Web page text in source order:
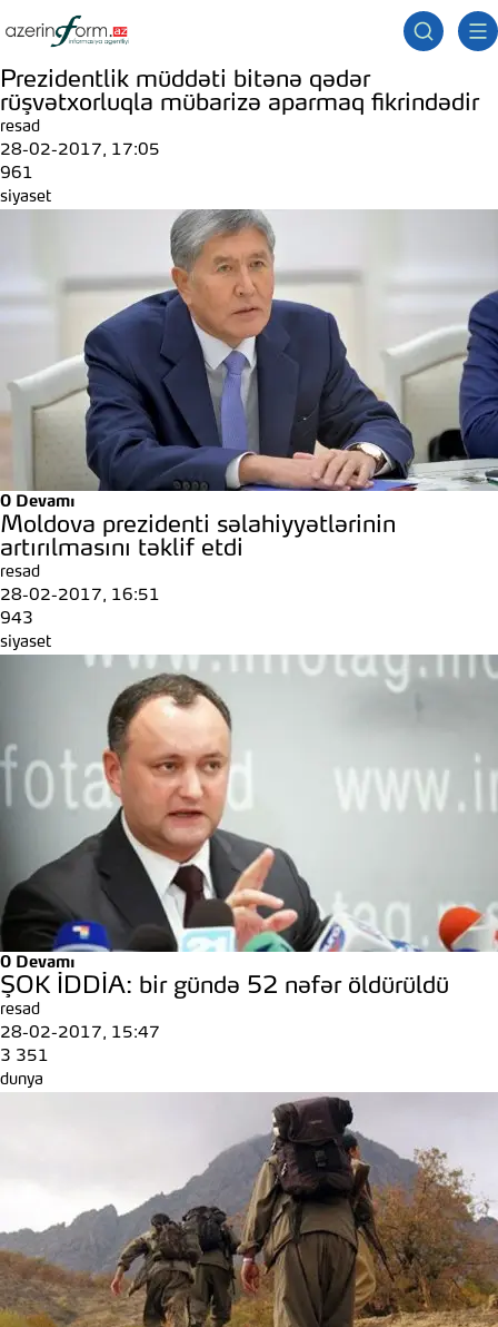
Prezidentlik müddəti bitənə qədər
rüşvətxorluqla mübarizə aparmaq fikrindədir
resad
28-02-2017, 17:05
961
siyaset
0 Devamı
Moldova prezidenti səlahiyyətlərinin
artırılmasını təklif etdi
resad
28-02-2017, 16:51
943
siyaset
0 Devamı
ŞOK İDDİA: bir gündə 52 nəfər öldürüldü
resad
28-02-2017, 15:47
3 351
dunya